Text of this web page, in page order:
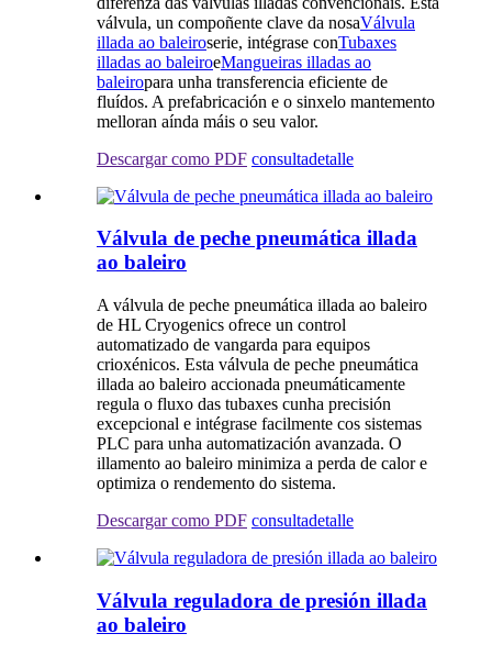
válvula, un compoñente clave da nosaVálvula
illada ao baleiroserie, intégrase conTubaxes
illadas ao baleiroeMangueiras illadas ao
baleiropara unha transferencia eficiente de
fluídos. A prefabricación e o sinxelo mantemento
melloran aínda máis o seu valor.
Descargar como PDF consultadetalle
Válvula de peche pneumática illada
ao baleiro
A válvula de peche pneumática illada ao baleiro
de HL Cryogenics ofrece un control
automatizado de vangarda para equipos
crioxénicos. Esta válvula de peche pneumática
illada ao baleiro accionada pneumáticamente
regula o fluxo das tubaxes cunha precisión
excepcional e intégrase facilmente cos sistemas
PLC para unha automatización avanzada. O
illamento ao baleiro minimiza a perda de calor e
optimiza o rendemento do sistema.
Descargar como PDF consultadetalle
Válvula reguladora de presión illada
ao baleiro